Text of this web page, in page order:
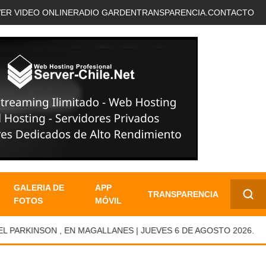
VIDEO ONLINERADIO GARDENTRANSPARENCIA. CONTACTO
GALERIA DE
FOTOS
APP
MÓVIL
TRANSPARENCIA
✕
, EN MAGALLANES | JUEVES 6 DE AGOSTO 2026.